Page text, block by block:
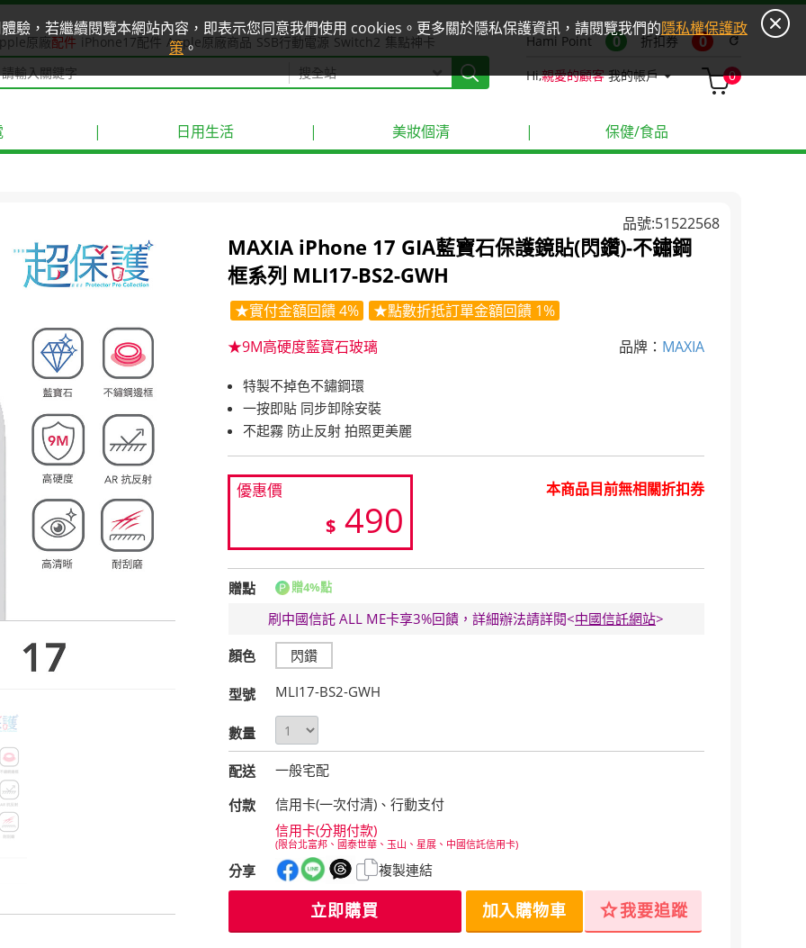
驗，若繼續閱覽本網站內容，即表示您同意我們使用 cookies。更多關於隱私保護資訊，請閱覽我們的隱私權保護政
策。
原廠配件 iPhone17配件 Apple原廠商品 SSB行動電源 Switch2 集點神卡 Hami Point 0 折扣券 0 refresh
Hi,親愛的顧客 我的帳戶 0
| 日用生活 | 美妝個清 | 保健/食品
品號:51522568
MAXIA iPhone 17 GIA藍寶石保護鏡貼(閃鑽)-不鏽鋼
框系列 MLI17-BS2-GWH
★實付金額回饋 4%
★點數折抵訂單金額回饋 1%
★9M高硬度藍寶石玻璃
品牌： MAXIA
特製不掉色不鏽鋼環
一按即貼 同步卸除安裝
不起霧 防止反射 拍照更美麗
優惠價
$490
本商品目前無相關折扣券
贈點 贈4%點
刷中國信託 ALL ME卡享3%回饋，詳細辦法請詳閱<中國信託網站>
顏色 閃鑽
型號 MLI17-BS2-GWH
數量
配送
一般宅配
付款
信用卡(一次付清)、行動支付
信用卡(分期付款)
(限台北富邦、國泰世華、玉山、星展、中國信託信用卡)
分享 複製連結
立即購買 加入購物車 star我要追蹤